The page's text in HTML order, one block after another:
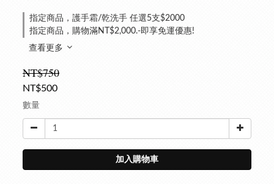
指定商品，護手霜/乾洗手 任選5支$2000
指定商品，購物滿NT$2,000.-即享免運優惠!
查看更多
NT$750
NT$500
數量
加入購物車